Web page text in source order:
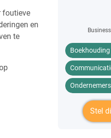
foutieve
en
te
Boekhouding
Stel